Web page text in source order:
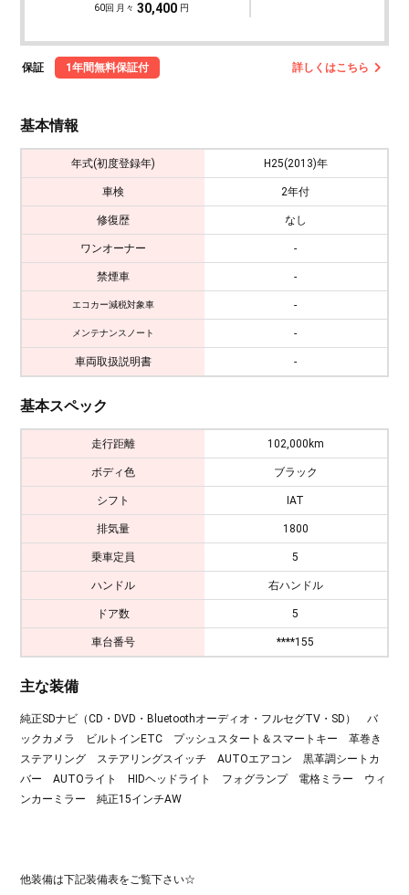
60回 月々 30,400 円
保証 1年間無料保証付 詳しくはこちら
基本情報
年式(初度登録年) H25(2013)年
車検 2年付
修復歴 なし
ワンオーナー -
禁煙車 -
エコカー減税対象車 -
メンテナンスノート -
車両取扱説明書 -
基本スペック
走行距離 102,000km
ボディ色 ブラック
シフト IAT
排気量 1800
乗車定員 5
ハンドル 右ハンドル
ドア数 5
車台番号 ****155
主な装備
純正SDナビ（CD・DVD・Bluetoothオーディオ・フルセグTV・SD） バ
ックカメラ ビルトインETC プッシュスタート＆スマートキー 革巻き
ステアリング ステアリングスイッチ AUTOエアコン 黒革調シートカ
バー AUTOライト HIDヘッドライト フォグランプ 電格ミラー ウィ
ンカーミラー 純正15インチAW
他装備は下記装備表をご覧下さい☆